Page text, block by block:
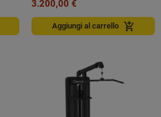
3.200,00 €
Aggiungi al carrello add_shopping_cart